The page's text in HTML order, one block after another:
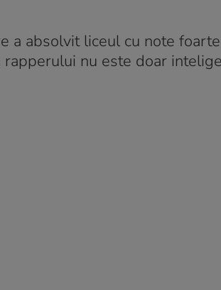
a absolvit liceul cu note
nu este doar